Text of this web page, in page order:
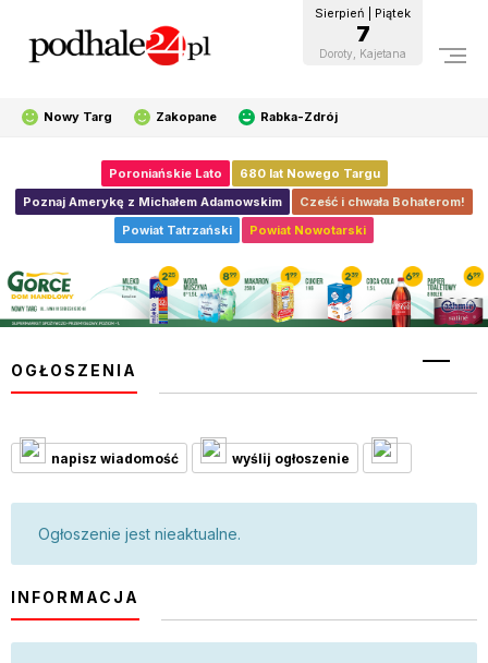
Nowy Targ Zakopane Rabka-Zdrój
Sierpień | Piątek
7
Doroty, Kajetana
Poroniańskie Lato
680 lat Nowego Targu
Poznaj Amerykę z Michałem Adamowskim
Cześć i chwała Bohaterom!
Powiat Tatrzański
Powiat Nowotarski
OGŁOSZENIA
napisz wiadomość wyślij ogłoszenie
Ogłoszenie jest nieaktualne.
INFORMACJA